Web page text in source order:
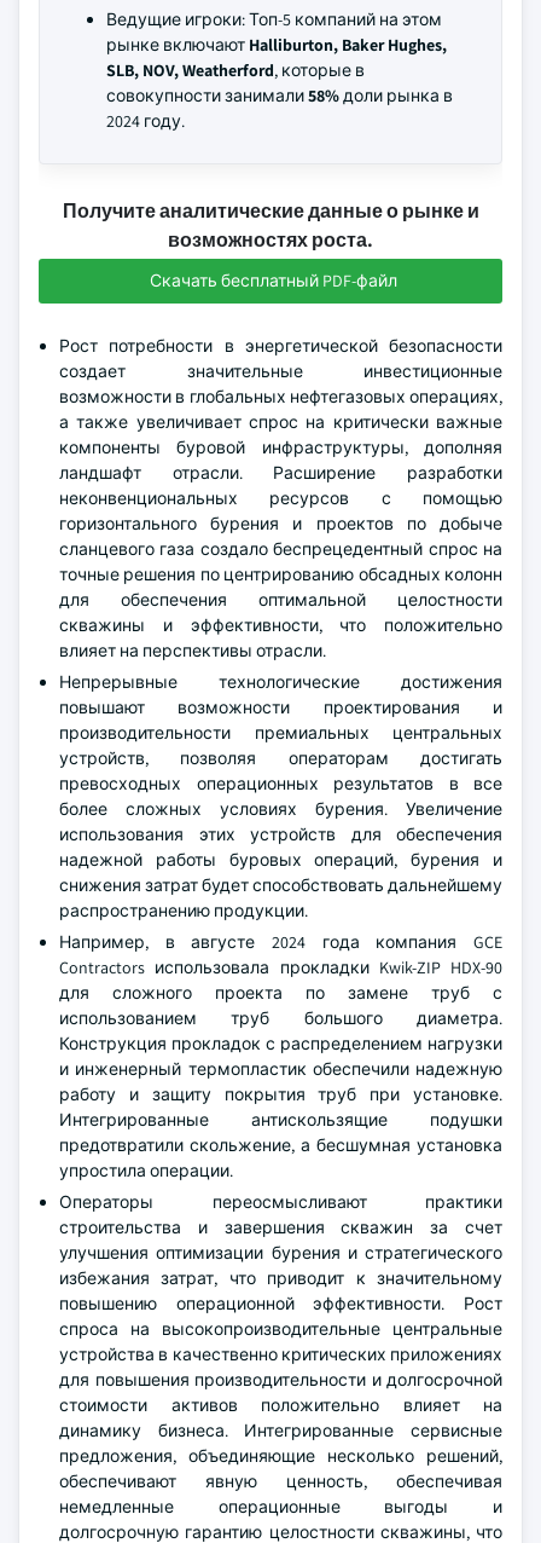
Ведущие игроки: Топ-5 компаний на этом
рынке включают Halliburton, Baker Hughes,
SLB, NOV, Weatherford, которые в
совокупности занимали58%доли рынка в
2024 году.
Получите аналитические данные о рынке и
возможностях роста.
Скачать бесплатный PDF-файл
Рост потребности в энергетической безопасности
создает значительные инвестиционные
возможности в глобальных нефтегазовых операциях,
а также увеличивает спрос на критически важные
компоненты буровой инфраструктуры, дополняя
ландшафт отрасли. Расширение разработки
неконвенциональных ресурсов с помощью
горизонтального бурения и проектов по добыче
сланцевого газа создало беспрецедентный спрос на
точные решения по центрированию обсадных колонн
для обеспечения оптимальной целостности
скважины и эффективности, что положительно
влияет на перспективы отрасли.
Непрерывные технологические достижения
повышают возможности проектирования и
производительности премиальных центральных
устройств, позволяя операторам достигать
превосходных операционных результатов в все
более сложных условиях бурения. Увеличение
использования этих устройств для обеспечения
надежной работы буровых операций, бурения и
снижения затрат будет способствовать дальнейшему
распространению продукции.
Например, в августе 2024 года компания GCE
Contractors использовала прокладки Kwik-ZIP HDX-90
для сложного проекта по замене труб с
использованием труб большого диаметра.
Конструкция прокладок с распределением нагрузки
и инженерный термопластик обеспечили надежную
работу и защиту покрытия труб при установке.
Интегрированные антискользящие подушки
предотвратили скольжение, а бесшумная установка
упростила операции.
Операторы переосмысливают практики
строительства и завершения скважин за счет
улучшения оптимизации бурения и стратегического
избежания затрат, что приводит к значительному
повышению операционной эффективности. Рост
спроса на высокопроизводительные центральные
устройства в качественно критических приложениях
для повышения производительности и долгосрочной
стоимости активов положительно влияет на
динамику бизнеса. Интегрированные сервисные
предложения, объединяющие несколько решений,
обеспечивают явную ценность, обеспечивая
немедленные операционные выгоды и
долгосрочную гарантию целостности скважины, что